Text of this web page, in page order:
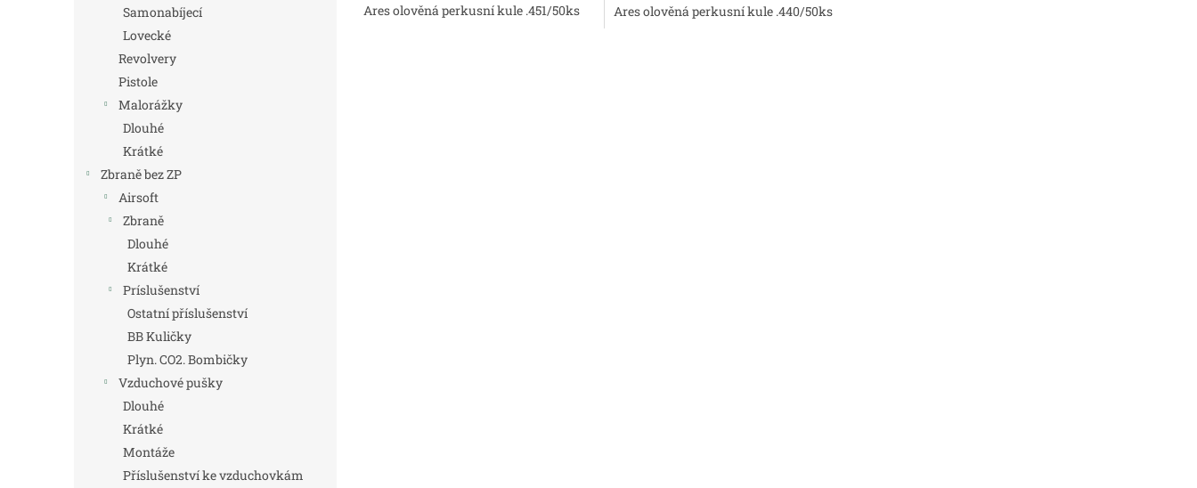
Samonabíjecí
Lovecké
Revolvery
Pistole
Malorážky
Dlouhé
Krátké
Zbraně bez ZP
Airsoft
Zbraně
Dlouhé
Krátké
Príslušenství
Ostatní příslušenství
BB Kuličky
Plyn. CO2. Bombičky
Vzduchové pušky
Dlouhé
Krátké
Montáže
Příslušenství ke vzduchovkám
Ares olověná perkusní kule .451/50ks Ares olověná perkusní kule .440/50ks